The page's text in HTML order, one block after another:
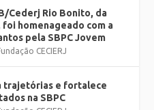
Cederj Rio Bonito, da
foi homenageado com a
pela SBPC Jovem
CECIERJ
trajetórias e fortalece
na SBPC